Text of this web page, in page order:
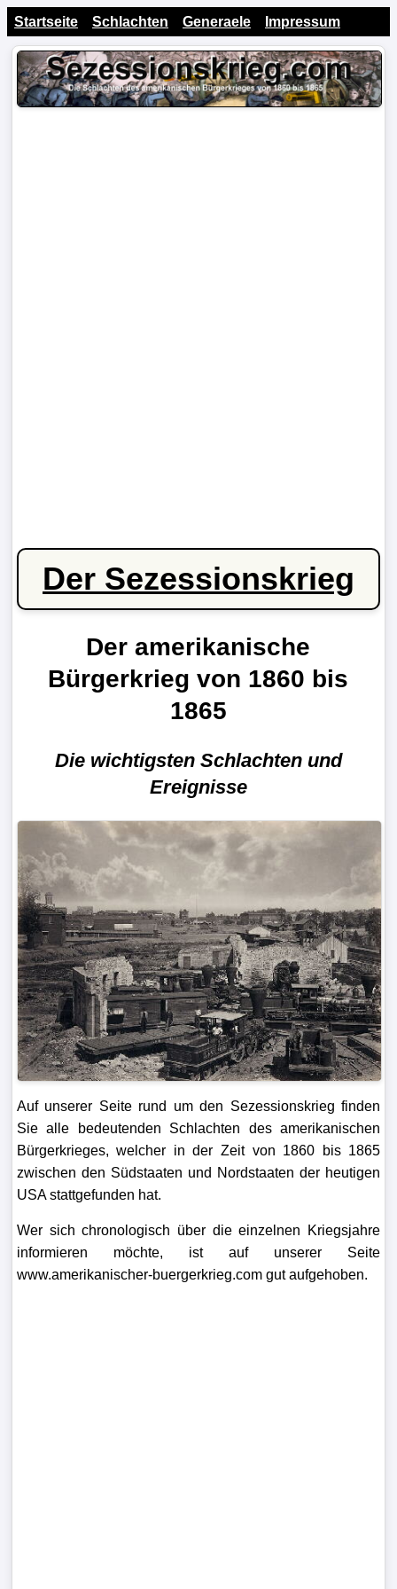
Startseite Schlachten Generaele Impressum
Der Sezessionskrieg
Der amerikanische
Bürgerkrieg von 1860 bis
1865
Die wichtigsten Schlachten und
Ereignisse
Auf unserer Seite rund um den Sezessionskrieg finden
Sie alle bedeutenden Schlachten des amerikanischen
Bürgerkrieges, welcher in der Zeit von 1860 bis 1865
zwischen den Südstaaten und Nordstaaten der heutigen
USA stattgefunden hat.
Wer sich chronologisch über die einzelnen Kriegsjahre
informieren möchte, ist auf unserer Seite
www.amerikanischer-buergerkrieg.comgut aufgehoben.